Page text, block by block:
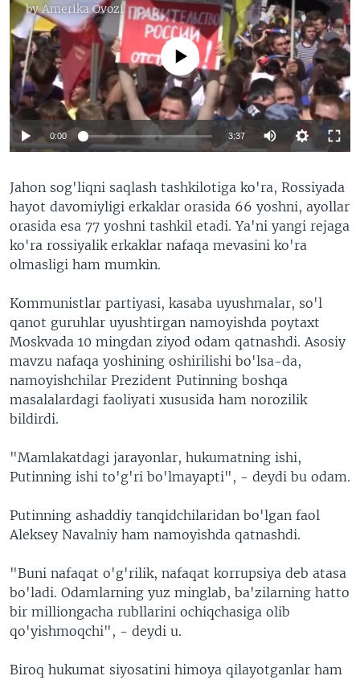
byAmerika Ovozi
No media source currently available
0:00 3:37
Jahon sog'liqni saqlash tashkilotiga ko'ra, Rossiyada
hayot davomiyligi erkaklar orasida 66 yoshni, ayollar
orasida esa 77 yoshni tashkil etadi. Ya'ni yangi rejaga
ko'ra rossiyalik erkaklar nafaqa mevasini ko'ra
olmasligi ham mumkin.
Kommunistlar partiyasi, kasaba uyushmalar, so'l
qanot guruhlar uyushtirgan namoyishda poytaxt
Moskvada 10 mingdan ziyod odam qatnashdi. Asosiy
mavzu nafaqa yoshining oshirilishi bo'lsa-da,
namoyishchilar Prezident Putinning boshqa
masalalardagi faoliyati xususida ham norozilik
bildirdi.
"Mamlakatdagi jarayonlar, hukumatning ishi,
Putinning ishi to'g'ri bo'lmayapti", - deydi bu odam.
Putinning ashaddiy tanqidchilaridan bo'lgan faol
Aleksey Navalniy ham namoyishda qatnashdi.
"Buni nafaqat o'g'rilik, nafaqat korrupsiya deb atasa
bo'ladi. Odamlarning yuz minglab, ba'zilarning hatto
bir milliongacha rubllarini ochiqchasiga olib
qo'yishmoqchi", - deydi u.
Biroq hukumat siyosatini himoya qilayotganlar ham